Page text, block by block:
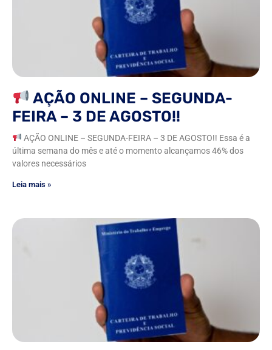
AÇÃO ONLINE – SEGUNDA-
FEIRA – 3 DE AGOSTO!!
AÇÃO ONLINE – SEGUNDA-FEIRA – 3 DE AGOSTO!! Essa é a
última semana do mês e até o momento alcançamos 46% dos
valores necessários
Leia mais »